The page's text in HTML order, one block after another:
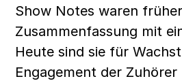
Show Notes waren
Zusammenfassung mit
Heute sind sie für
Engagement der Zuhörer